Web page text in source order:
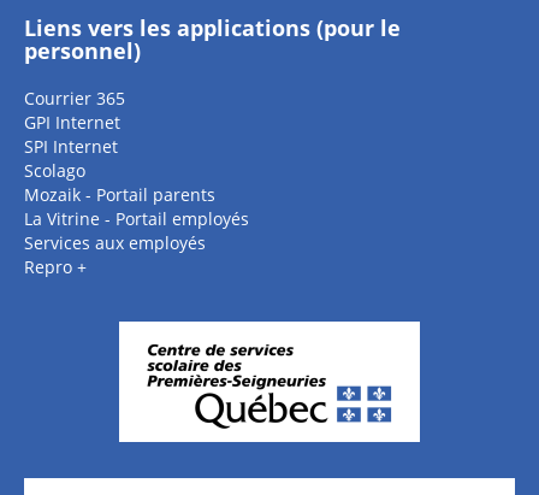
Liens vers les applications (pour le
personnel)
Courrier 365
GPI Internet
SPI Internet
Scolago
Mozaik - Portail parents
La Vitrine - Portail employés
Services aux employés
Repro +